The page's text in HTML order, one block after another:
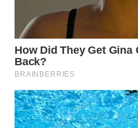
Wahana
Media
Group
WAHANA
NEWS
WAHANA